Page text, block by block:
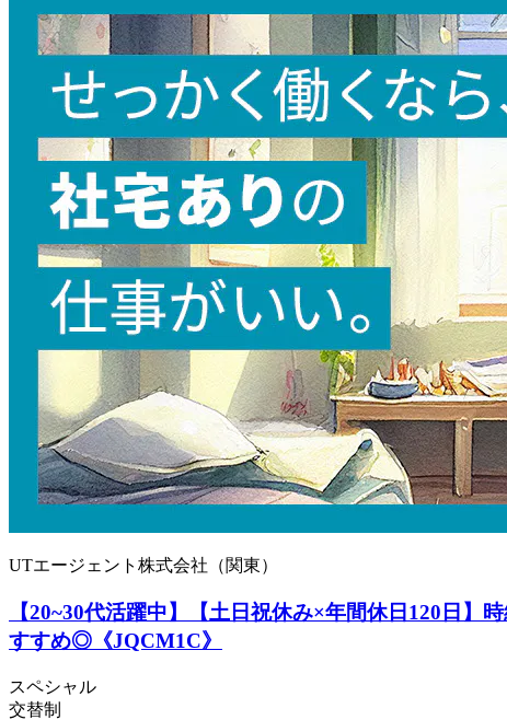
UTエージェント株式会社（関東）
【20~30代活躍中】【土日祝休み×年間休日120日
すすめ◎《JQCM1C》
スペシャル
交替制